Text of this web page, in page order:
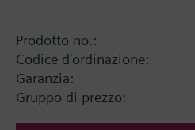
Per valvole di altri
adattatore (vedi foglio
Informazioni aggiuntive
Nota: i modelli SSA31,
Prodotto no.:
Codice d'ordinazione:
Garanzia:
Gruppo di prezzo: